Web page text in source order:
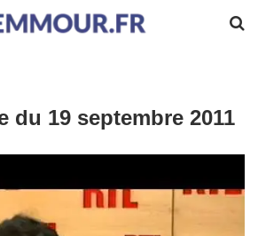
du 19 septembre 2011